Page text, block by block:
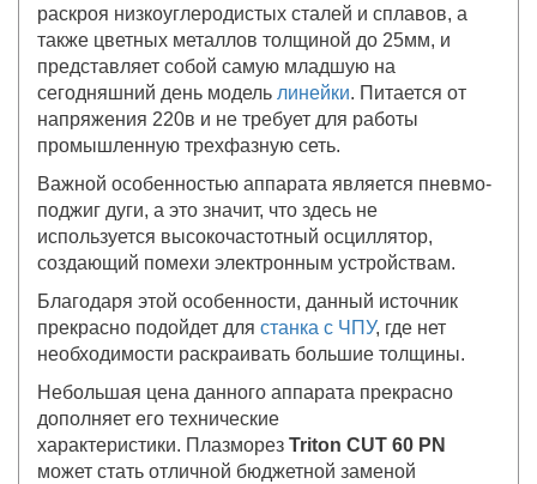
раскроя низкоуглеродистых сталей и сплавов, а
также цветных металлов толщиной до 25мм, и
представляет собой самую младшую на
сегодняшний день модель линейки. Питается от
напряжения 220в и не требует для работы
промышленную трехфазную сеть.
Важной особенностью аппарата является пневмо-
поджиг дуги, а это значит, что здесь не
используется высокочастотный осциллятор,
создающий помехи электронным устройствам.
Благодаря этой особенности, данный источник
прекрасно подойдет для станка с ЧПУ, где нет
необходимости раскраивать большие толщины.
Небольшая цена данного аппарата прекрасно
дополняет его технические
характеристики. Плазморез Triton CUT 60 PN
может стать отличной бюджетной заменой